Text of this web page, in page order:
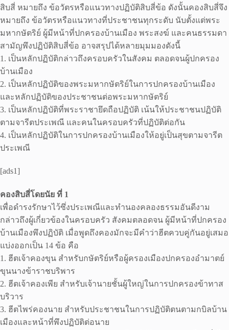
สิบสี่ หมายถึง ข้อวัตรหรือแนวทางปฏิบัติสิบสี่ข้อ ดังนั้นคองสิบสี่จึง
หมายถึง ข้อวัตรหรือแนวทางที่ประชาชนทุกระดับ นับตั้งแต่พระ
มหากษัตริย์ ผู้มีหน้าที่ปกครองบ้านเมือง พระสงฆ์ และคนธรรมดา
สามัญพึงปฏิบัติสิบสี่ข้อ อาจสรุปได้หลายมุมมองดังนี้
1. เป็นหลักปฏิบัติกล่าวถึงครอบครัวในสังคม ตลอดจนผู้ปกครอง
บ้านเมือง
2. เป็นหลักปฏิบัติของพระมหากษัตริย์ในการปกครองบ้านเมือง
และหลักปฏิบัติของประชาชนต่อพระมหากษัตริย์
3. เป็นหลักปฏิบัติที่พระราชายึดถือปฏิบัติ เน้นให้ประชาชนปฏิบัติ
ตามจารีตประเพณี และคนในครอบครัวที่ปฏิบัติต่อกัน
4. เป็นหลักปฏิบัติในการปกครองบ้านเมืองให้อยู่เป็นสุขตามจารีต
ประเพณี
[ads1]
คองสิบสี่โดยนัย ที่ 1
เพื่อดํารงรักษาไว้ซึ่งประเพณีและทํานองคลองธรรมอันดีงาม
กล่าวถึงผู้เกี่ยวข้องในครอบครัว สังคมตลอดจน ผู้มีหน้าที่ปกครอง
บ้านเมืองพึงปฏิบัติ เมื่อพูดถึงคองมักจะมีคําว่าฮีตควบคู่กันอยู่เสมอ
แบ่งออกเป็น 14 ข้อ คือ
1. ฮีตเจ้าคองขุน สําหรับกษัตริย์หรือผู้ครองเมืองปกครองอํามาตย์
ขุนนางข้าราชบริพาร
2. ฮีตเจ้าคองเพีย สําหรับเจ้านายชั้นผู้ใหญ่ในการปกครองข้าทาส
บริวาร
3. ฮีตไพร่คองนาย สําหรับประชาชนในการปฏิบัติตนตามกบิลบ้าน
เมืองและหน้าที่พึงปฏิบัติต่อนาย